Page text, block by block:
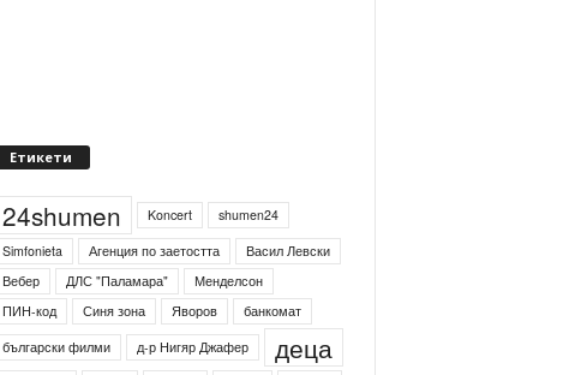
Етикети
24shumen Koncert
shumen24
Simfonieta
Агенция по заетостта
Васил Левски
Вебер
ДЛС "Паламара"
Менделсон
ПИН-код
Синя зона Яворов
банкомат
български филми
д-р Нигяр Джафер деца